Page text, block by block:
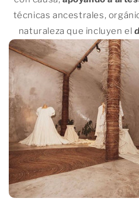
técnicas ancestrales,
naturaleza que incluyen el